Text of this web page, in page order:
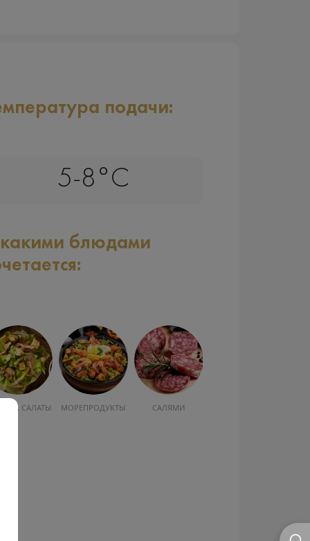
подачи:
5-8°C
блюдами
САЛАТЫ МОРЕПРОДУКТЫ САЛЯМИ